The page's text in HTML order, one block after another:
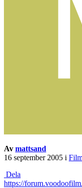
Av mattsand
16 september 2005 i
Dela
https://